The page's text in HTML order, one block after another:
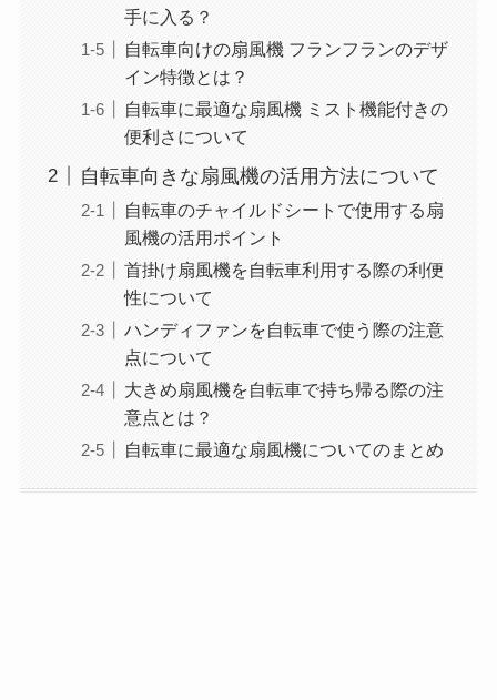
手に入る？
自転車向けの扇風機 フランフランのデザ
イン特徴とは？
自転車に最適な扇風機 ミスト機能付きの
便利さについて
自転車向きな扇風機の活用方法について
自転車のチャイルドシートで使用する扇
風機の活用ポイント
首掛け扇風機を自転車利用する際の利便
性について
ハンディファンを自転車で使う際の注意
点について
大きめ扇風機を自転車で持ち帰る際の注
意点とは？
自転車に最適な扇風機についてのまとめ